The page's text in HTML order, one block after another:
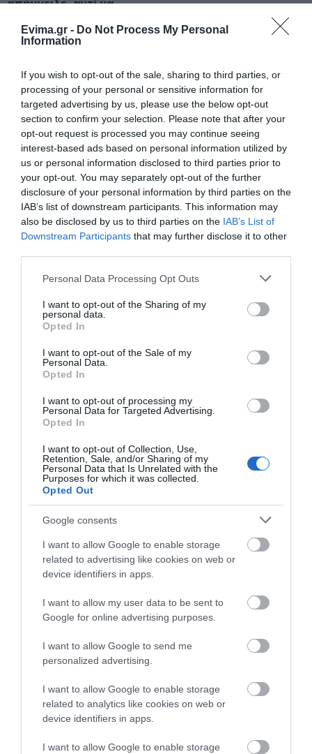
Evima.gr - Do Not Process My Personal
Information
If you wish to opt-out of the sale, sharing to third parties, or
processing of your personal or sensitive information for
targeted advertising by us, please use the below opt-out
section to confirm your selection. Please note that after your
opt-out request is processed you may continue seeing
interest-based ads based on personal information utilized by
us or personal information disclosed to third parties prior to
your opt-out. You may separately opt-out of the further
disclosure of your personal information by third parties on the
IAB’s list of downstream participants. This information may
also be disclosed by us to third parties on the IAB’s List of
Downstream Participants that may further disclose it to other
Please note that this website/app uses one or more Google
not limited to your visit or usage behaviour. You may click to
grant or deny consent to Google and its third-party tags to
use your data for below specified purposes in below Google
consent section.
Personal Data Processing Opt Outs
I want to opt-out of the Sharing of my
personal data.
Opted In
I want to opt-out of the Sale of my
Personal Data.
Opted In
I want to opt-out of processing my
Personal Data for Targeted Advertising.
Opted In
I want to opt-out of Collection, Use,
Retention, Sale, and/or Sharing of my
Personal Data that Is Unrelated with the
Purposes for which it was collected.
Opted Out
Google consents
I want to allow Google to enable storage
related to advertising like cookies on web or
device identifiers in apps.
I want to allow my user data to be sent to
Google for online advertising purposes.
I want to allow Google to send me
personalized advertising.
I want to allow Google to enable storage
related to analytics like cookies on web or
device identifiers in apps.
I want to allow Google to enable storage
Μητέρα και γιος οι νεκροί από τη
φορτηγό
Ράγισαν καρδιές στην Εύβοια: Το
τελευταίο «αντίο» στον 36χρονο
επιχειρηματία
07.08.2026 | 19:10
Νέο επίδομα 600 ευρώ για
σπουδαστές: Οι δικαιούχοι
07.08.2026 | 19:00
Αυτός ο δήμος της Εύβοιας πάει
στα δικαστήρια για τις
Τραγική κατάληξη είχε η
θαλάσσια εκδρομή για 57χρονο
τουρίστα
Βαρύ πένθος για τον εκπαιδευτικό
07.08.2026 | 18:00
απήγγειλε, αντί να
«Γιάννη τον φονιά»
λόγω απαγόρευσης του
ΔΙΑΒΑΣΤΕ ΕΠΙΣΗΣ